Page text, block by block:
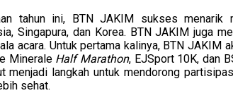
tahun ini, BTN JAKIM sukses menarik
Singapura, dan Korea. BTN JAKIM juga
acara. Untuk pertama kalinya, BTN JAKIM
Minerale Half Marathon, EJSport 10K, dan
menjadi langkah untuk mendorong
sehat.